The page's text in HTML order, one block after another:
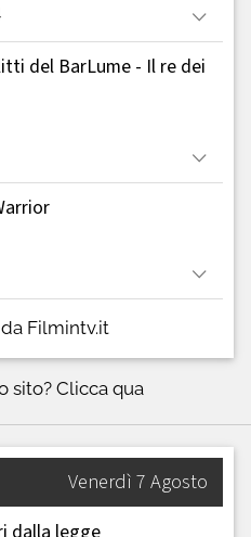
Filmintv.it
sito?Clicca qua